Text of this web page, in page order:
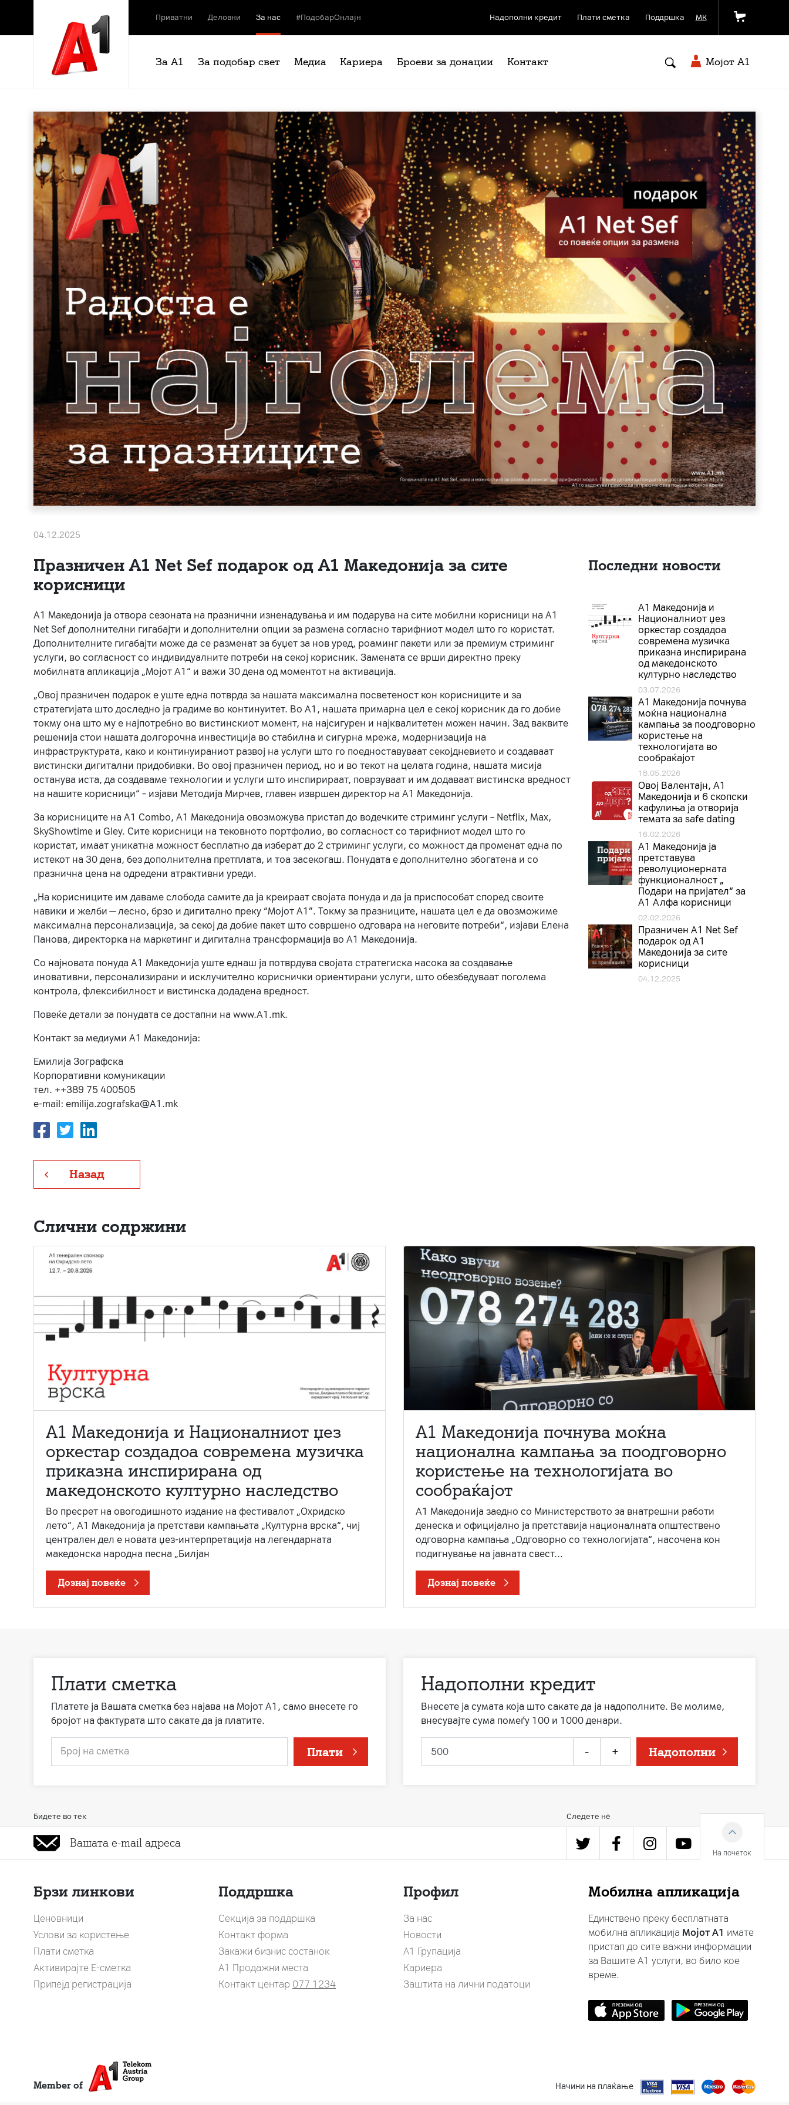
Приватни Деловни За нас #ПодобарОнлајн Надополни кредит Плати сметка Поддршка МК
За А1 За подобар свет Медиа Кариера Броеви за донации Контакт Мојот A1
04.12.2025
Празничен A1 Net Sеf подарок од А1 Македонија за сите
корисници
А1 Македонија ја отвора сезоната на празнични изненадувања и им подарува на сите мобилни корисници на A1
Net Sef дополнителни гигабајти и дополнителни опции за размена согласно тарифниот модел што го користат.
Дополнителните гигабајти може да се разменат за буџет за нов уред, роаминг пакети или за премиум стриминг
услуги, во согласност со индивидуалните потреби на секој корисник. Замената се врши директно преку
мобилната апликација „Мојот А1“ и важи 30 дена од моментот на активација.
„Овој празничен подарок е уште една потврда за нашата максимална посветеност кон корисниците и за
стратегијата што доследно ја градиме во континуитет. Во А1, нашата примарна цел е секој корисник да го добие
токму она што му е најпотребно во вистинскиот момент, на најсигурен и најквалитетен можен начин. Зад ваквите
решенија стои нашата долгорочна инвестиција во стабилна и сигурна мрежа, модернизација на
инфраструктурата, како и континуираниот развој на услуги што го поедноставуваат секојдневието и создаваат
вистински дигитални придобивки. Во овој празничен период, но и во текот на целата година, нашата мисија
останува иста, да создаваме технологии и услуги што инспирираат, поврзуваат и им додаваат вистинска вредност
на нашите корисници“ – изјави Методија Мирчев, главен извршен директор на А1 Македонија.
За корисниците на A1 Combo, А1 Македонија овозможува пристап до водечките стриминг услуги – Netflix, Max,
SkyShowtime и Gley. Сите корисници на тековното портфолио, во согласност со тарифниот модел што го
користат, имаат уникатна можност бесплатно да изберат до 2 стриминг услуги, со можност да променат една по
истекот на 30 дена, без дополнителна претплата, и тоа засекогаш. Понудата е дополнително збогатена и со
празнична цена на одредени атрактивни уреди.
„На корисниците им даваме слобода самите да ја креираат својата понуда и да ја приспособат според своите
навики и желби — лесно, брзо и дигитално преку “Мојот А1”. Токму за празниците, нашата цел е да овозможиме
максимална персонализација, за секој да добие пакет што совршено одговара на неговите потреби“, изјави Елена
Панова, директорка на маркетинг и дигитална трансформација во А1 Македонија.
Со најновата понуда А1 Македонија уште еднаш ја потврдува својата стратегиска насока за создавање
иновативни, персонализирани и исклучително кориснички ориентирани услуги, што обезбедуваат поголема
контрола, флексибилност и вистинска додадена вредност.
Повеќе детали за понудата се достапни на www.А1.mk.
Контакт за медиуми А1 Македонија:
Емилија Зографска
Корпоративни комуникации
тел. ++389 75 400505
e-mail: emilija.zografska@A1.mk
Назад
Последни новости
А1 Македонија и
Националниот џез
оркестар создадоа
современа музичка
приказна инспирирана
од македонското
културно наследство
03.07.2026
A1 Македонија почнува
моќна национална
кампања за поодговорно
користење на
технологијата во
сообраќајот
18.05.2026
Овој Валентајн, A1
Македонија и 6 скопски
кафулиња ја отворија
темата за safe dating
16.02.2026
А1 Македонија ја
претставува
револуционерната
функционалност „
Подари на пријател“ за
А1 Алфа корисници
02.02.2026
Празничен A1 Net Sеf
подарок од А1
Македонија за сите
корисници
04.12.2025
Слични содржини
А1 Македонија и Националниот џез
оркестар создадоа современа музичка
приказна инспирирана од
македонското културно наследство
Во пресрет на овогодишното издание на фестивалот „Охридско
лето“, А1 Македонија ја претстави кампањата „Културна врска“, чиј
централен дел е новата џез-интерпретација на легендарната
македонска народна песна „Билјан
Дознај повеќе
A1 Македонија почнува моќна
национална кампања за поодговорно
користење на технологијата во
сообраќајот
A1 Македонија заедно со Министерството за внатрешни работи
денеска и официјално ја претставија националната општествено
одговорна кампања „Одговорно со технологијата“, насочена кон
подигнување на јавната свест...
Дознај повеќе
Плати сметка
Платете ја Вашата сметка без најава на Мојот А1, само внесете го
бројот на фактурата што сакате да ја платите.
Број на сметка Плати
Надополни кредит
Внесете ја сумата која што сакате да ја надополните. Ве молиме,
внесувајте сума помеѓу 100 и 1000 денари.
- + Надополни
Бидете во тек Следете нè
На почеток
Брзи линкови
Ценовници
Услови за користење
Плати сметка
Активирајте Е-сметка
Припејд регистрација
Поддршка
Секција за поддршка
Контакт форма
Закажи бизнис состанок
A1 Продажни места
Контакт центар 077 1234
Профил
За нас
Новости
А1 Групација
Кариера
Заштита на лични податоци
Мобилна апликација
Единствено преку бесплатната
мобилна апликација Мојот A1 имате
пристап до сите важни информации
за Вашите A1 услуги, во било кое
време.
Member of Начини на плаќање